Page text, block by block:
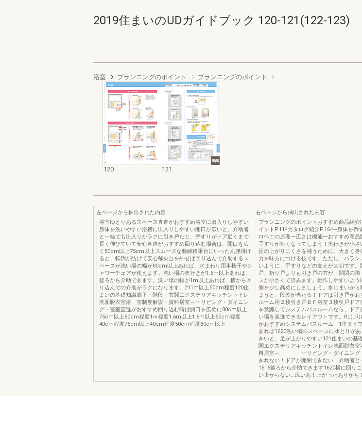
2019住まいのUDガイドブック 120-121(122-123)
浴室 プランニングのポイント プランニングのポイント
120 121
左ページから抽出された内容
浴室ゆとりあるスペース直進がおすすめ浴室に出入りしやすい
身体を洗いやすい浴槽に出入りしやすい開口が広いと、介助者
と一緒でも出入りがラクに引き戸だと、手すりがドア近くまで
長く伸びていて安心直進がおすすめ回り込む場合は、開口を広
く80cm以上75cm以上スムーズな動線移乗台にいったん腰掛け
ると、転倒が防げて安心移乗台を外せば回り込んで介助するス
ペースが洗い場の幅が80cm以上あれば、水まわり用車椅子やシ
ャワーチェアが使えます。洗い場の奥行きが1.6m以上あれば、
後ろから介助できます。洗い場の幅が1m以上あれば、横から回
り込んでの介助がラクになります。211m以上50cm程度120住
まいの基礎知識廊下・階段・玄関エクステリアキッチントイレ
洗面脱衣室浴 室制度解説・資料居室︵︶リビング・ダイニン
グ・寝室直進がおすすめ回り込む時は開口を広めに80cm以上
75cm以上80cm程度1ｍ程度1.6m以上1.6m以上50cm程度
40cm程度75cm以上40cm程度50cm程度80cm以上
右ページから抽出された内容
プランニングのポイントおすすめ商品紹介
イントP.114カタログ紹介P.164∼身体を倒
ロベエの原理ー広さは機能ーおすすめ商品
手すりが短くなってしまう！奥行きが小
足の上がりにくさを補うために、大きく
力を味方につける技です。ただし、バラン
いように、手すりなどの支えが大切です。
戸、折り戸よりも引き戸の方が、開閉の
スが小さくて済みます。動作しやすいよう
側を少し高めにしましょう。水じまいから
まうと、段差が当たる！ドアは引き戸が
ルーム用２枚引き戸ＢＦ浴室３枚引戸ドア
を意識してシステムバスルームなら、ド
い場を直進できるレイアウトです。
がおすすめシステムバスルーム 1坪タイ
きれば1620洗い場のスペースにゆとりが
きいと、足が上がりやすい121住まいの基
関エクステリアキッチントイレ洗面脱衣
料居室︵ ︶リビング・ダイニング・
きれない！ドアが開閉できない！介助者と
1616後ろから介助できます1620横に回り
い上がらない...広いあ！上がったありがち